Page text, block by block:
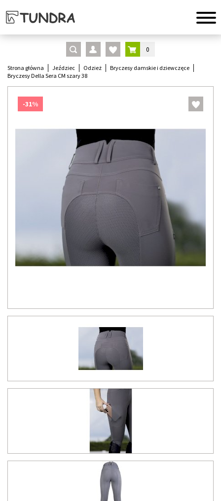
0
Strona główna Jeździec Odzież
Bryczesy damskie i dziewczęce
Bryczesy Della Sera CM szary 38
-31%